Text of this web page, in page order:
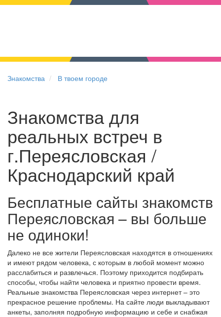
Знакомства В твоем городе
Знакомства для
реальных встреч в
г.Переясловская /
Краснодарский край
Бесплатные сайты знакомств
Переясловская – вы больше
не одиноки!
Далеко не все жители Переясловская находятся в отношениях
и имеют рядом человека, с которым в любой момент можно
расслабиться и развлечься. Поэтому приходится подбирать
способы, чтобы найти человека и приятно провести время.
Реальные знакомства Переясловская через интернет – это
прекрасное решение проблемы. На сайте люди выкладывают
анкеты, заполняя подробную информацию и себе и снабжая